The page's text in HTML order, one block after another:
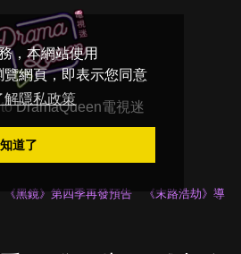
，本網站使用
網頁，即表示您同意
解隱私政策
道了
toDramaQueen電視迷
《黑鏡》第四季再發預告 《末路浩劫》導